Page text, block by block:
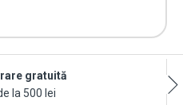
gratuită
la 500 lei